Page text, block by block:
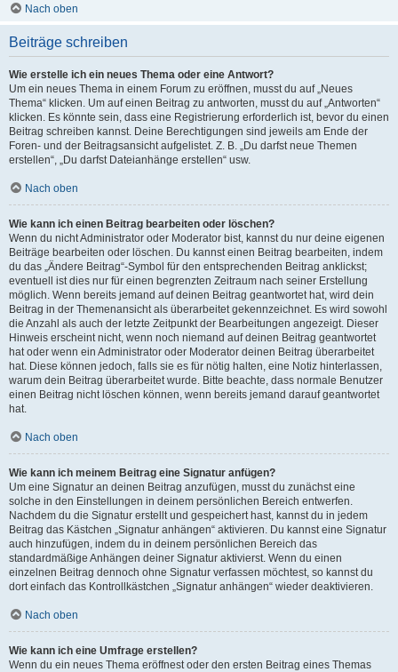
Nach oben
Beiträge schreiben
Wie erstelle ich ein neues Thema oder eine Antwort?
Um ein neues Thema in einem Forum zu eröffnen, musst du auf „Neues
Thema“ klicken. Um auf einen Beitrag zu antworten, musst du auf „Antworten“
klicken. Es könnte sein, dass eine Registrierung erforderlich ist, bevor du einen
Beitrag schreiben kannst. Deine Berechtigungen sind jeweils am Ende der
Foren- und der Beitragsansicht aufgelistet. Z. B. „Du darfst neue Themen
erstellen“, „Du darfst Dateianhänge erstellen“ usw.
Nach oben
Wie kann ich einen Beitrag bearbeiten oder löschen?
Wenn du nicht Administrator oder Moderator bist, kannst du nur deine eigenen
Beiträge bearbeiten oder löschen. Du kannst einen Beitrag bearbeiten, indem
du das „Ändere Beitrag“-Symbol für den entsprechenden Beitrag anklickst;
eventuell ist dies nur für einen begrenzten Zeitraum nach seiner Erstellung
möglich. Wenn bereits jemand auf deinen Beitrag geantwortet hat, wird dein
Beitrag in der Themenansicht als überarbeitet gekennzeichnet. Es wird sowohl
die Anzahl als auch der letzte Zeitpunkt der Bearbeitungen angezeigt. Dieser
Hinweis erscheint nicht, wenn noch niemand auf deinen Beitrag geantwortet
hat oder wenn ein Administrator oder Moderator deinen Beitrag überarbeitet
hat. Diese können jedoch, falls sie es für nötig halten, eine Notiz hinterlassen,
warum dein Beitrag überarbeitet wurde. Bitte beachte, dass normale Benutzer
einen Beitrag nicht löschen können, wenn bereits jemand darauf geantwortet
hat.
Nach oben
Wie kann ich meinem Beitrag eine Signatur anfügen?
Um eine Signatur an deinen Beitrag anzufügen, musst du zunächst eine
solche in den Einstellungen in deinem persönlichen Bereich entwerfen.
Nachdem du die Signatur erstellt und gespeichert hast, kannst du in jedem
Beitrag das Kästchen „Signatur anhängen“ aktivieren. Du kannst eine Signatur
auch hinzufügen, indem du in deinem persönlichen Bereich das
standardmäßige Anhängen deiner Signatur aktivierst. Wenn du einen
einzelnen Beitrag dennoch ohne Signatur verfassen möchtest, so kannst du
dort einfach das Kontrollkästchen „Signatur anhängen“ wieder deaktivieren.
Nach oben
Wie kann ich eine Umfrage erstellen?
Wenn du ein neues Thema eröffnest oder den ersten Beitrag eines Themas